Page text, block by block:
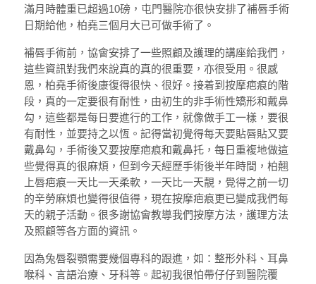
滿月時體重已超過10磅，屯門醫院亦很快安排了補唇手術
日期給他，柏堯三個月大已可做手術了。
補唇手術前，協會安排了一些照顧及護理的講座給我們，
這些資訊對我們來說真的真的很重要，亦很受用。很感
恩，柏堯手術後康復得很快、很好。接着到按摩疤痕的階
段，真的一定要很有耐性，由初生的非手術性矯形和戴鼻
勾，這些都是每日要進行的工作，就像做手工一樣，要很
有耐性，並要持之以恆。記得當初覺得每天要貼唇貼又要
戴鼻勾，手術後又要按摩疤痕和戴鼻托，每日重複地做這
些覺得真的很麻煩，但到今天經歷手術後半年時間，柏翹
上唇疤痕一天比一天柔軟，一天比一天靚，覺得之前一切
的辛勞麻煩也變得很值得，現在按摩疤痕更已變成我們每
天的親子活動。很多謝協會教導我們按摩方法，護理方法
及照顧等各方面的資訊。
因為兔唇裂顎需要幾個專科的跟進，如：整形外科、耳鼻
喉科、言語治療、牙科等。起初我很怕帶仔仔到醫院覆